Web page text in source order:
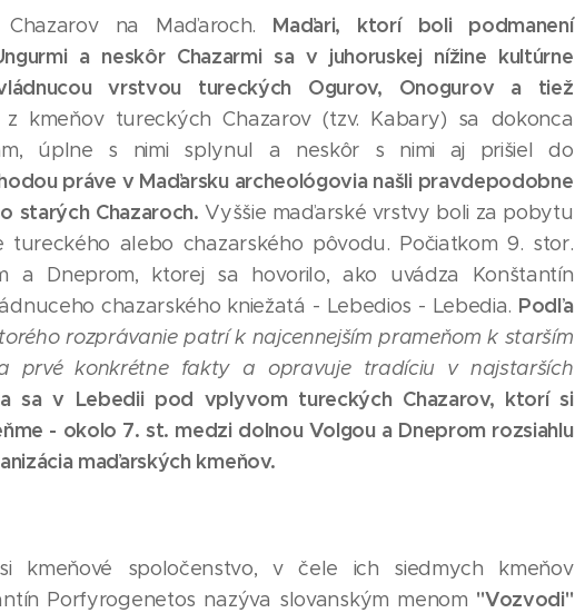
na Maďaroch. Maďari, ktorí boli podmanení
a neskôr Chazarmi sa v juhoruskej nížine kultúrne
vrstvou tureckých Ogurov, Onogurov a tiež
kmeňov tureckých Chazarov (tzv. Kabary) sa dokonca
úplne s nimi splynul a neskôr s nimi aj prišiel do
práve v Maďarsku archeológovia našli pravdepodobne
starých Chazaroch. Vyššie maďarské vrstvy boli za pobytu
tureckého alebo chazarského pôvodu. Počiatkom 9. stor.
a Dneprom, ktorej sa hovorilo, ako uvádza Konštantín
chazarského kniežatá - Lebedios - Lebedia. Podľa
rozprávanie patrí k najcennejším prameňom k starším
prvé konkrétne fakty a opravuje tradíciu v najstarších
sa v Lebedii pod vplyvom tureckých Chazarov, ktorí si
- okolo 7. st. medzi dolnou Volgou a Dneprom rozsiahlu
maďarských kmeňov.
kmeňové spoločenstvo, v čele ich siedmych kmeňov
Porfyrogenetos nazýva slovanským menom "Vozvodi"